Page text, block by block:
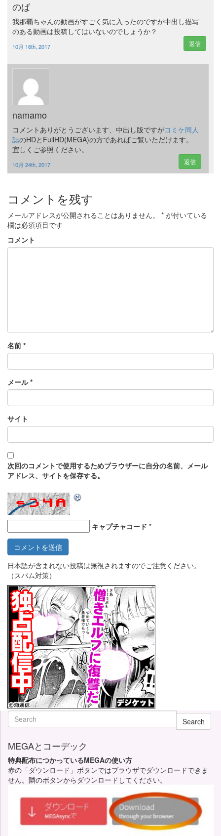
のば
我那覇ちゃんの動画がすごく気に入ったのですが中出し描写
のある動画は投稿してはいないのでしょうか？
10月 16th, 2017 返信
namamo
コメントありがとうございます、中出し版ですがコミケ同人
誌のHDとFullHD(MEGA)の方であればご覧いただけます。
宜しくご参照ください。
10月 24th, 2017 返信
コメントを残す
メールアドレスが公開されることはありません。 * が付いている
欄は必須項目です
コメント
名前 *
メール*
サイト
次回のコメントで使用するためブラウザーに自分の名前、メール
アドレス、サイトを保存する。
キャプチャコード *
日本語が含まれない投稿は無視されますのでご注意ください。
（スパム対策）
Search
MEGAとコーデック
特典配布につかっているMEGAの使い方
赤の「ダウンロード」ボタンではブラウザでダウンロードできま
せん。隣のボタンからダウンロードしてください。